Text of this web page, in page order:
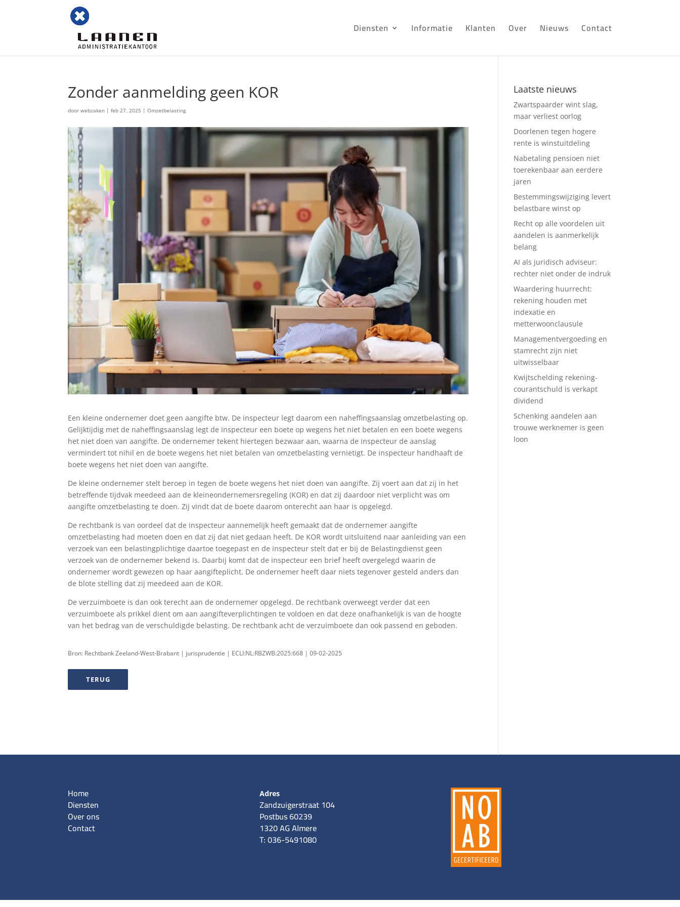
Diensten Informatie Klanten Over Nieuws Contact
Zonder aanmelding geen KOR
doorwebzaken |feb 27, 2025 |Omzetbelasting
Een kleine ondernemer doet geen aangifte btw. De inspecteur legt daarom een naheffingsaanslag omzetbelasting op.
Gelijktijdig met de naheffingsaanslag legt de inspecteur een boete op wegens het niet betalen en een boete wegens
het niet doen van aangifte. De ondernemer tekent hiertegen bezwaar aan, waarna de inspecteur de aanslag
vermindert tot nihil en de boete wegens het niet betalen van omzetbelasting vernietigt. De inspecteur handhaaft de
boete wegens het niet doen van aangifte.
De kleine ondernemer stelt beroep in tegen de boete wegens het niet doen van aangifte. Zij voert aan dat zij in het
betreffende tijdvak meedeed aan de kleineondernemersregeling (KOR) en dat zij daardoor niet verplicht was om
aangifte omzetbelasting te doen. Zij vindt dat de boete daarom onterecht aan haar is opgelegd.
De rechtbank is van oordeel dat de inspecteur aannemelijk heeft gemaakt dat de ondernemer aangifte
omzetbelasting had moeten doen en dat zij dat niet gedaan heeft. De KOR wordt uitsluitend naar aanleiding van een
verzoek van een belastingplichtige daartoe toegepast en de inspecteur stelt dat er bij de Belastingdienst geen
verzoek van de ondernemer bekend is. Daarbij komt dat de inspecteur een brief heeft overgelegd waarin de
ondernemer wordt gewezen op haar aangifteplicht. De ondernemer heeft daar niets tegenover gesteld anders dan
de blote stelling dat zij meedeed aan de KOR.
De verzuimboete is dan ook terecht aan de ondernemer opgelegd. De rechtbank overweegt verder dat een
verzuimboete als prikkel dient om aan aangifteverplichtingen te voldoen en dat deze onafhankelijk is van de hoogte
van het bedrag van de verschuldigde belasting. De rechtbank acht de verzuimboete dan ook passend en geboden.
Bron: Rechtbank Zeeland-West-Brabant | jurisprudentie | ECLI:NL:RBZWB:2025:668 | 09-02-2025
TERUG
Laatste nieuws
Zwartspaarder wint slag,
maar verliest oorlog
Doorlenen tegen hogere
rente is winstuitdeling
Nabetaling pensioen niet
toerekenbaar aan eerdere
jaren
Bestemmingswijziging levert
belastbare winst op
Recht op alle voordelen uit
aandelen is aanmerkelijk
belang
AI als juridisch adviseur:
rechter niet onder de indruk
Waardering huurrecht:
rekening houden met
indexatie en
metterwoonclausule
Managementvergoeding en
stamrecht zijn niet
uitwisselbaar
Kwijtschelding rekening-
courantschuld is verkapt
dividend
Schenking aandelen aan
trouwe werknemer is geen
loon
Home
Diensten
Over ons
Contact
Adres
Zandzuigerstraat 104
Postbus 60239
1320 AG Almere
T: 036-5491080